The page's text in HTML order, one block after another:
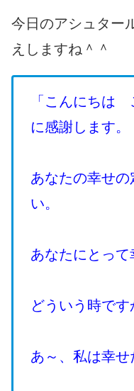
今日のアシュター
えしますね＾＾
「こんにちは
に感謝します。
あなたの幸せの
い。
あなたにとっ
どういう時です
あ～、私は幸